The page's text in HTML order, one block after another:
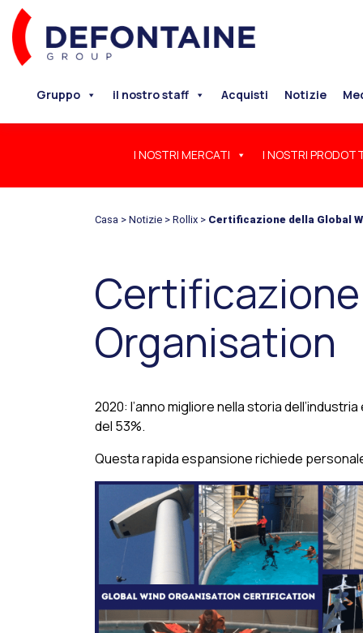
I NOSTRI MERCATI I NOSTRI
Gruppo il nostro staff Acquisti Notizie
Casa > Notizie > Rollix > Certificazione della Global
Organisation
2020: l’anno migliore nella storia
del 53%.
Questa rapida espansione richiede